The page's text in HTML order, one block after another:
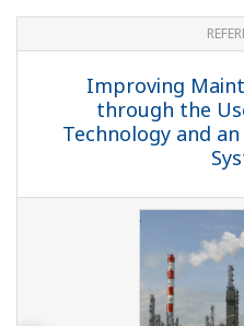
Improving
through the
Technology and